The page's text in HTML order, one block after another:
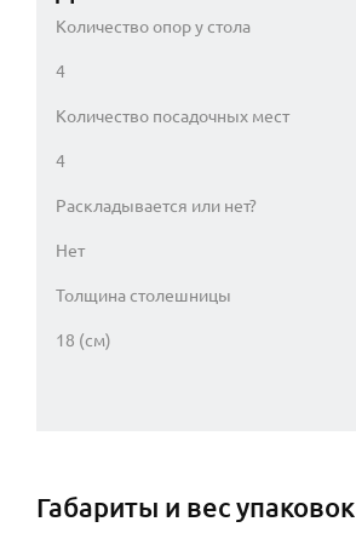
Количество опор у стола
4
Количество посадочных мест
4
Раскладывается или нет?
Нет
Толщина столешницы
18 (см)
Габариты и вес упаковок